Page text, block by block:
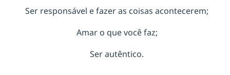
Ser responsável e fazer as coisas acontecerem;
Amar o que você faz;
Ser autêntico.